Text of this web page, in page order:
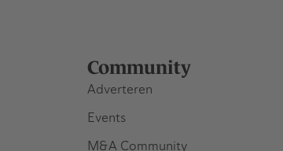
Community
Adverteren
Events
M&A Community